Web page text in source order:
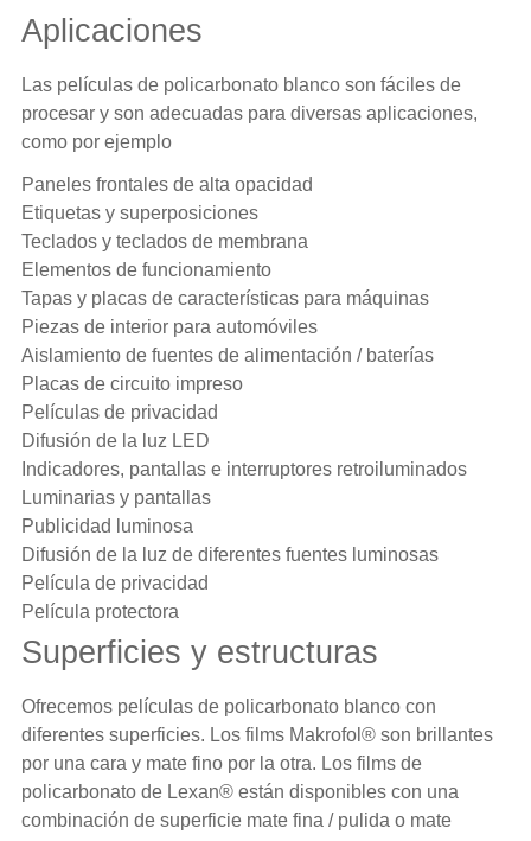
Aplicaciones
Las películas de policarbonato blanco son fáciles de
procesar y son adecuadas para diversas aplicaciones,
como por ejemplo
Paneles frontales de alta opacidad
Etiquetas y superposiciones
Teclados y teclados de membrana
Elementos de funcionamiento
Tapas y placas de características para máquinas
Piezas de interior para automóviles
Aislamiento de fuentes de alimentación / baterías
Placas de circuito impreso
Películas de privacidad
Difusión de la luz LED
Indicadores, pantallas e interruptores retroiluminados
Luminarias y pantallas
Publicidad luminosa
Difusión de la luz de diferentes fuentes luminosas
Película de privacidad
Película protectora
Superficies y estructuras
Ofrecemos películas de policarbonato blanco con
diferentes superficies. Los films Makrofol ® son brillantes
por una cara y mate fino por la otra. Los films de
policarbonato de Lexan® están disponibles con una
combinación de superficie mate fina / pulida o mate